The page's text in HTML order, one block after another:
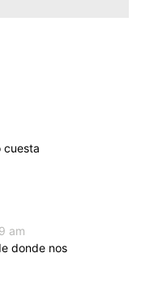
cuesta
am
donde nos